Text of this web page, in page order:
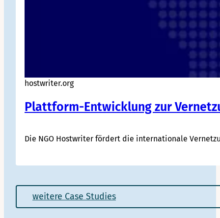
hostwriter.org
Plattform-Entwicklung zur
Die NGO Hostwriter fördert die internationale
weitere Case Studies